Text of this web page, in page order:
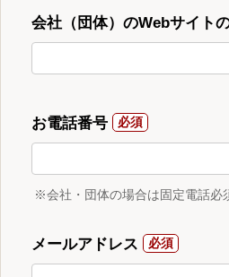
会社（団体）のWebサイト
お電話番号
※会社・団体の場合は固定電話必
メールアドレス